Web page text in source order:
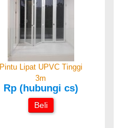
Pintu Lipat UPVC Tinggi
3m
Rp (hubungi cs)
Beli